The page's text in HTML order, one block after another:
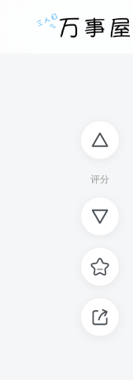
评分